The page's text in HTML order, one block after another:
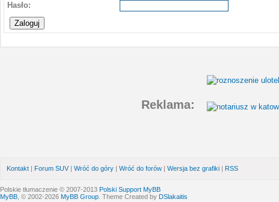
Hasło:
Reklama:
Kontakt| Forum SUV| Wróć do góry| Wróć do forów| Wersja bez grafiki| RSS
Polskie tłumaczenie © 2007-2013 Polski Support MyBB
MyBB, © 2002-2026 MyBB Group. Theme Created by DSlakaitis